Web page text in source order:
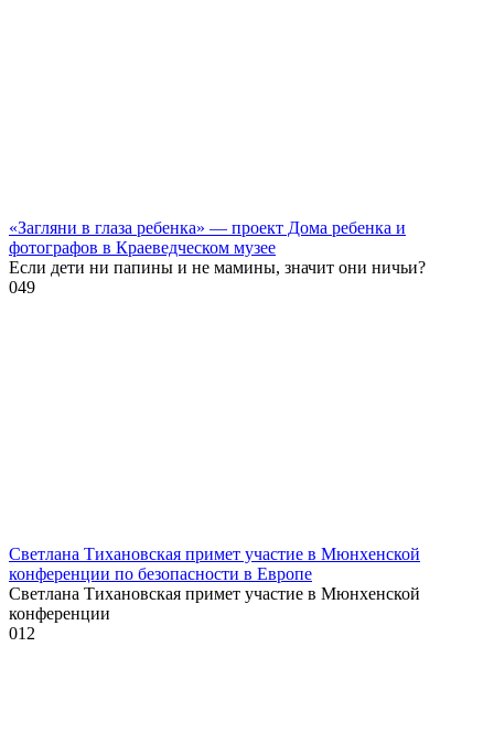
«Загляни в глаза ребенка» — проект Дома ребенка и
фотографов в Краеведческом музее
Если дети ни папины и не мамины, значит они ничьи?
049
Светлана Тихановская примет участие в Мюнхенской
конференции по безопасности в Европе
Светлана Тихановская примет участие в Мюнхенской
конференции
012